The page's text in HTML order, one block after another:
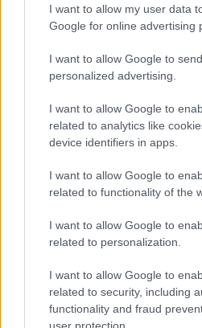
I want to allow my user data
Google for online advertising
I want to allow Google to
personalized advertising.
I want to allow Google to
related to analytics like
device identifiers in apps.
I want to allow Google to
related to functionality of the
I want to allow Google to
related to personalization.
I want to allow Google to
related to security, including
functionality and fraud
διαθέσιμο αριθμό
παραλάβει (τι νόημα
αναπτύξουμε όλες
εμβολιασμού του
αντίστοιχα εμβόλια
ανάγκη
χρησιμοποιώντας
διαδικασίες
εφαρμόζονται για
προσεκτική δοκιμή
συνθέτης
διανομής των
υπό πολύ αυστηρές